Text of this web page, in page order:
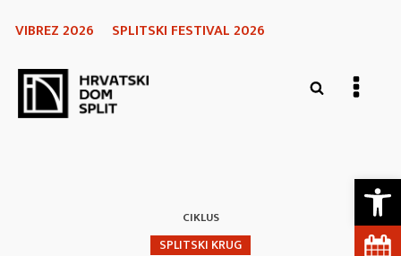
VIBREZ 2026 SPLITSKI FESTIVAL 2026
CIKLUS
SPLITSKI KRUG